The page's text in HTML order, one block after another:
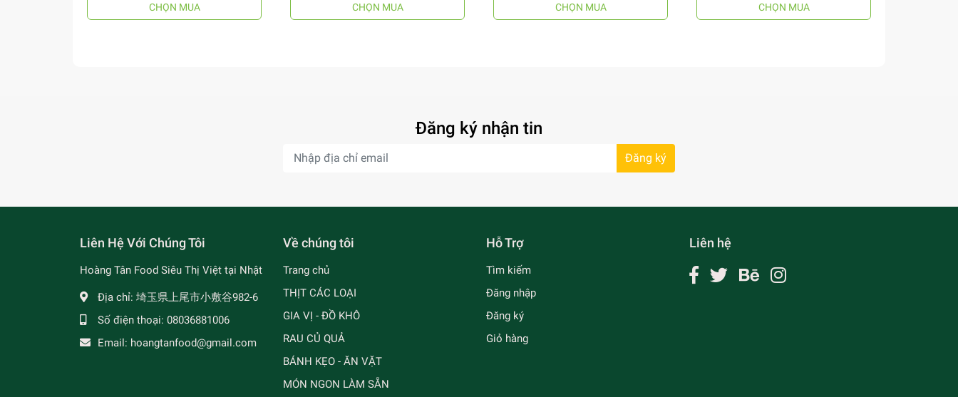
CHỌN MUA CHỌN MUA CHỌN MUA CHỌN MUA
Đăng ký nhận tin
Đăng ký
Liên Hệ Với Chúng Tôi
Hoàng Tân Food Siêu Thị Việt tại Nhật
Địa chỉ: 埼玉県上尾市小敷谷982-6
Số điện thoại: 08036881006
Email: hoangtanfood@gmail.com
Về chúng tôi
Trang chủ
THỊT CÁC LOẠI
GIA VỊ - ĐỒ KHÔ
RAU CỦ QUẢ
BÁNH KẸO - ĂN VẶT
MÓN NGON LÀM SẴN
Hỗ Trợ
Tìm kiếm
Đăng nhập
Đăng ký
Giỏ hàng
Liên hệ